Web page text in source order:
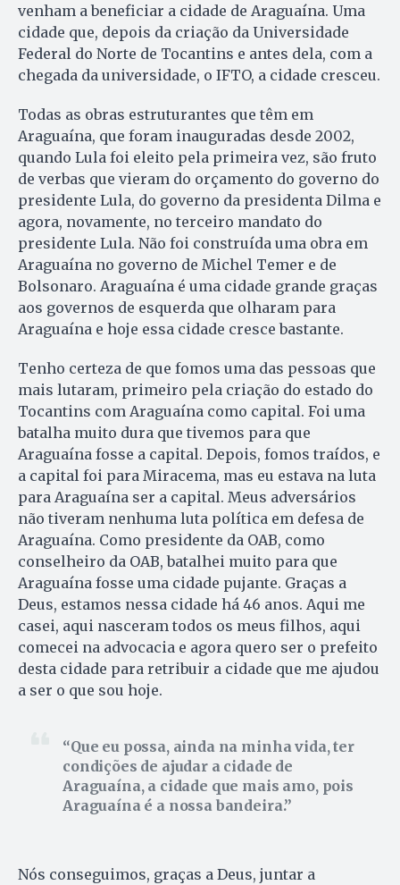
venham a beneficiar a cidade de Araguaína. Uma
cidade que, depois da criação da Universidade
Federal do Norte de Tocantins e antes dela, com a
chegada da universidade, o IFTO, a cidade cresceu.
Todas as obras estruturantes que têm em
Araguaína, que foram inauguradas desde 2002,
quando Lula foi eleito pela primeira vez, são fruto
de verbas que vieram do orçamento do governo do
presidente Lula, do governo da presidenta Dilma e
agora, novamente, no terceiro mandato do
presidente Lula. Não foi construída uma obra em
Araguaína no governo de Michel Temer e de
Bolsonaro. Araguaína é uma cidade grande graças
aos governos de esquerda que olharam para
Araguaína e hoje essa cidade cresce bastante.
Tenho certeza de que fomos uma das pessoas que
mais lutaram, primeiro pela criação do estado do
Tocantins com Araguaína como capital. Foi uma
batalha muito dura que tivemos para que
Araguaína fosse a capital. Depois, fomos traídos, e
a capital foi para Miracema, mas eu estava na luta
para Araguaína ser a capital. Meus adversários
não tiveram nenhuma luta política em defesa de
Araguaína. Como presidente da OAB, como
conselheiro da OAB, batalhei muito para que
Araguaína fosse uma cidade pujante. Graças a
Deus, estamos nessa cidade há 46 anos. Aqui me
casei, aqui nasceram todos os meus filhos, aqui
comecei na advocacia e agora quero ser o prefeito
desta cidade para retribuir a cidade que me ajudou
a ser o que sou hoje.
Que eu possa, ainda na minha vida, ter
condições de ajudar a cidade de
Araguaína, a cidade que mais amo, pois
Araguaína é a nossa bandeira.
Nós conseguimos, graças a Deus, juntar a